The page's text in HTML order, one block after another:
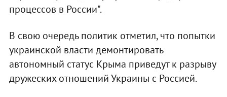
процессов в России".
В свою очередь политик отметил, что попытки
украинской власти демонтировать
автономный статус Крыма приведут к разрыву
дружеских отношений Украины с Россией.